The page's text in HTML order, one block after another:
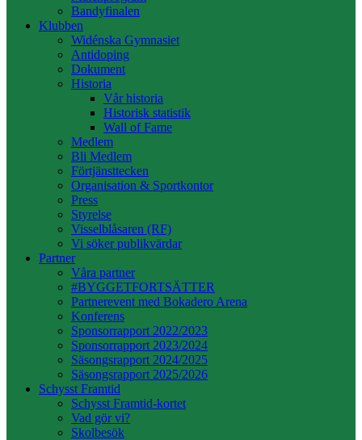
Bandyfinalen
Klubben
Widénska Gymnasiet
Antidoping
Dokument
Historia
Vår historia
Historisk statistik
Wall of Fame
Medlem
Bli Medlem
Förtjänsttecken
Organisation & Sportkontor
Press
Styrelse
Visselblåsaren (RF)
Vi söker publikvärdar
Partner
Våra partner
#BYGGETFORTSÄTTER
Partnerevent med Bokadero Arena
Konferens
Sponsorrapport 2022/2023
Sponsorrapport 2023/2024
Säsongsrapport 2024/2025
Säsongsrapport 2025/2026
Schysst Framtid
Schysst Framtid-kortet
Vad gör vi?
Skolbesök